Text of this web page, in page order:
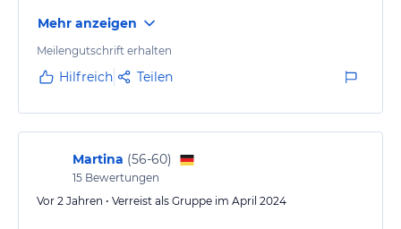
Mehr anzeigen
Meilengutschrift erhalten
Hilfreich Teilen
Martina (56-60)
15 Bewertungen
Vor 2 Jahren • Verreist als Gruppe im April 2024